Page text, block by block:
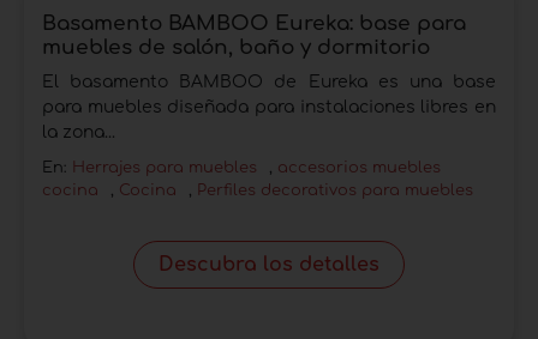
Basamento BAMBOO Eureka: base para
muebles de salón, baño y dormitorio
El basamento BAMBOO de Eureka es una base
para muebles diseñada para instalaciones libres en
la zona...
En: Herrajes para muebles , accesorios muebles
cocina
, Cocina , Perfiles decorativos para muebles
Descubra los detalles